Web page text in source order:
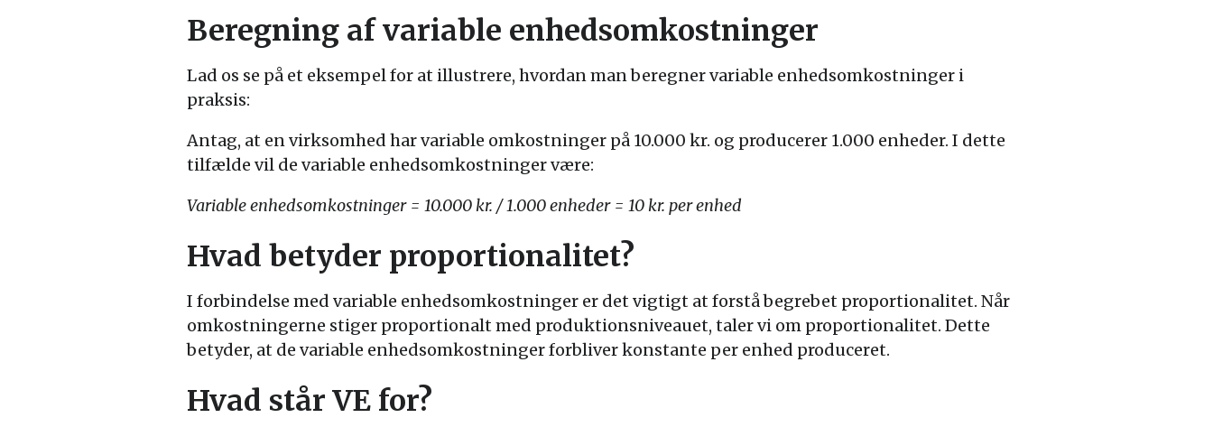
Beregning af variable enhedsomkostninger
Lad os se på et eksempel for at illustrere, hvordan man beregner variable enhedsomkostninger i
praksis:
Antag, at en virksomhed har variable omkostninger på 10.000 kr. og producerer 1.000 enheder. I dette
tilfælde vil de variable enhedsomkostninger være:
Variable enhedsomkostninger = 10.000 kr. / 1.000 enheder = 10 kr. per enhed
Hvad betyder proportionalitet?
I forbindelse med variable enhedsomkostninger er det vigtigt at forstå begrebet proportionalitet. Når
omkostningerne stiger proportionalt med produktionsniveauet, taler vi om proportionalitet. Dette
betyder, at de variable enhedsomkostninger forbliver konstante per enhed produceret.
Hvad står VE for?